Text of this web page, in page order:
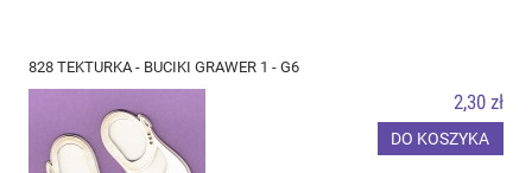
828 TEKTURKA - BUCIKI GRAWER 1 - G6
2,30 zł
DO KOSZYKA